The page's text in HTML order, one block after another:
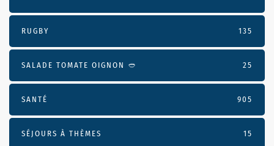
RUGBY 135
SALADE TOMATE OIGNON 🥙 25
SANTÉ 905
SÉJOURS À THÈMES 15